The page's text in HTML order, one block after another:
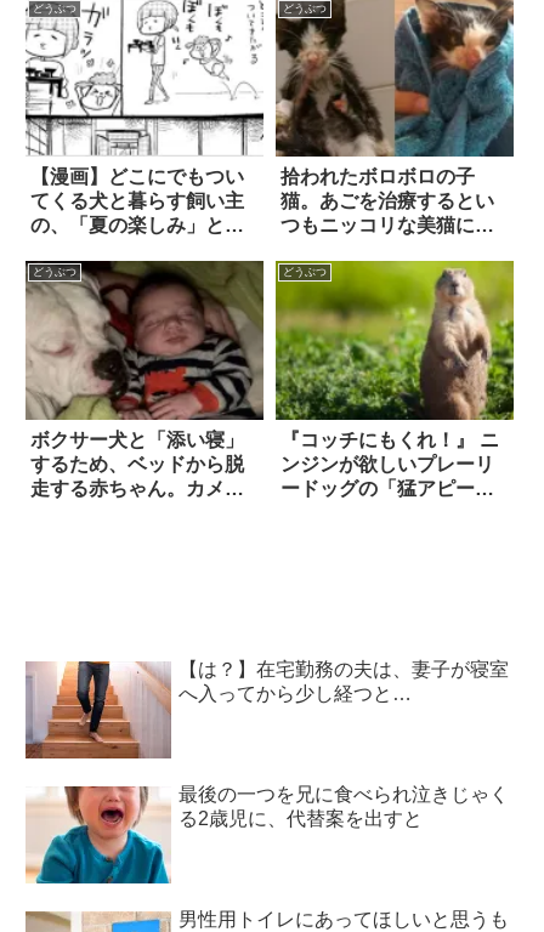
どうぶつ
【漫画】どこにでもつい
てくる犬と暮らす飼い主
の、「夏の楽しみ」と
どうぶつ
拾われたボロボロの子
猫。あごを治療するとい
つもニッコリな美猫に生
どうぶつ
ボクサー犬と「添い寝」
するため、ベッドから脱
走する赤ちゃん。カメラ
どうぶつ
『コッチにもくれ！』 ニ
ンジンが欲しいプレーリ
ードッグの「猛アピー
【は？】在宅勤務の夫は、妻子が寝室
へ入ってから少し経つと…
最後の一つを兄に食べられ泣きじゃく
る2歳児に、代替案を出すと
男性用トイレにあってほしいと思うも